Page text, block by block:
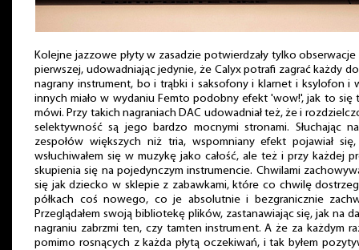
Kolejne jazzowe płyty w zasadzie potwierdzały tylko
pierwszej, udowadniając jedynie, że Calyx potrafi zagrać każdy
nagrany instrument, bo i trąbki i saksofony i klarnet i ksylofon i
innych miało w wydaniu Femto podobny efekt 'wow!', jak to się
mówi. Przy takich nagraniach DAC udowadniał też, że i
selektywność są jego bardzo mocnymi stronami. Słuchając
zespołów większych niż tria, wspomniany efekt pojawiał
wsłuchiwałem się w muzykę jako całość, ale też i przy każdej
skupienia się na pojedynczym instrumencie. Chwilami
się jak dziecko w sklepie z zabawkami, które co chwilę
półkach coś nowego, co je absolutnie i bezgranicznie
Przeglądałem swoją bibliotekę plików, zastanawiając się, jak na
nagraniu zabrzmi ten, czy tamten instrument. A że za każdym
pomimo rosnących z każda płytą oczekiwań, i tak byłem